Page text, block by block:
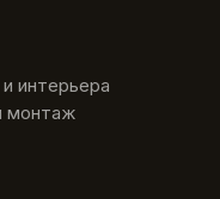
интерьера
монтаж